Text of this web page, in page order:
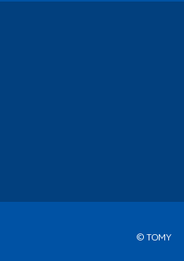
© TOMY